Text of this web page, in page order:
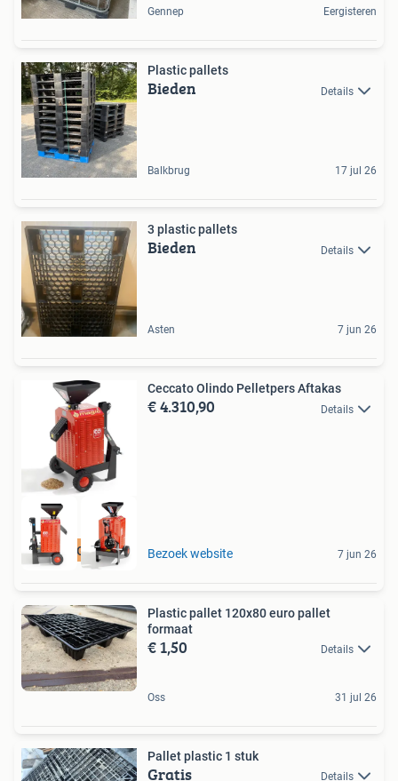
Gennep Eergisteren
Plastic pallets
Bieden Details
Balkbrug 17 jul 26
3 plastic pallets
Bieden Details
Asten 7 jun 26
12 mnd Garantie
Ceccato Olindo Pelletpers Aftakas
€ 4.310,90 Details
Bezoek website 7 jun 26
Plastic pallet 120x80 euro pallet
formaat
€ 1,50 Details
Oss 31 jul 26
Pallet plastic 1 stuk
Gratis Details